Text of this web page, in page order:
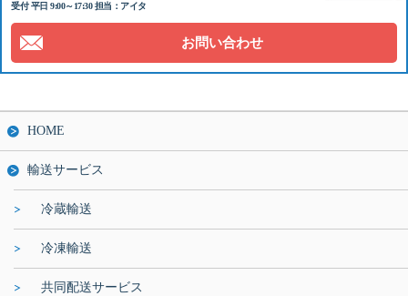
受付 平日 9:00～17:30 担当：アイタ
お問い合わせ
HOME
輸送サービス
冷蔵輸送
冷凍輸送
共同配送サービス